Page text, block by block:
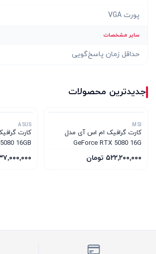
پورت VGA
سایر مشخصات
حداقل زمان پاسخ‌گویی
جدیدترین محصولات
MSI
کارت گرافیک ام‌ اس‌ آی مدل
GeForce RTX 5080 16G
VENTUS 3X OC WHITE
۵۲۲٬۲۰۰٬۰۰۰ تومان
ASUS
16GB
Edition
۴۳۷٬۰۰۰٬۰۰۰